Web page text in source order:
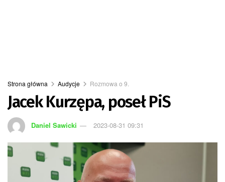
Strona główna Audycje Rozmowa o 9.
Jacek Kurzępa, poseł PiS
Daniel Sawicki 2023-08-31 09:31